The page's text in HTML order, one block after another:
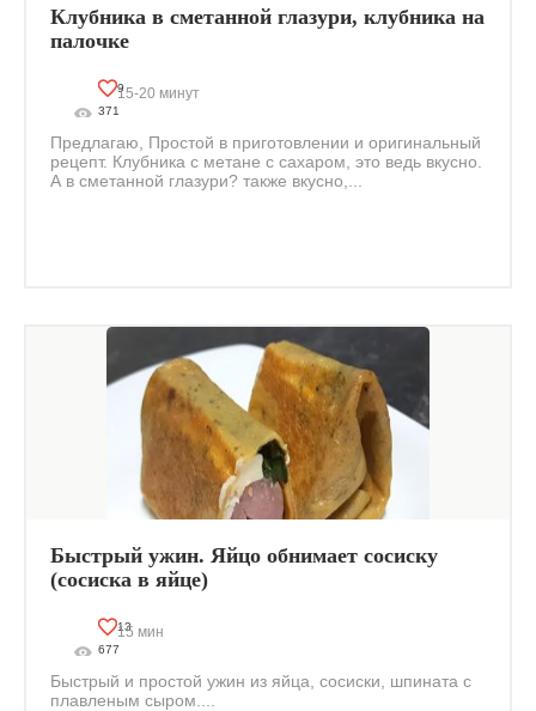
Клубника в сметанной глазури, клубника на
палочке
9
15-20 минут
371
Предлагаю, Простой в приготовлении и оригинальный
рецепт. Клубника с метане с сахаром, это ведь вкусно.
А в сметанной глазури? также вкусно,...
Быстрый ужин. Яйцо обнимает сосиску
(сосиска в яйце)
13
15 мин
677
Быстрый и простой ужин из яйца, сосиски, шпината с
плавленым сыром....